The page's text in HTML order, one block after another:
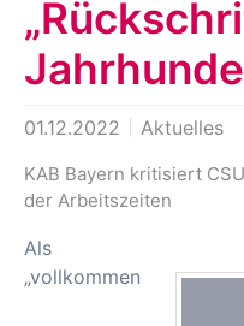
01.12.2022 Aktuelles
KAB Bayern kritisiert
der Arbeitszeiten
Als
„vollkommen